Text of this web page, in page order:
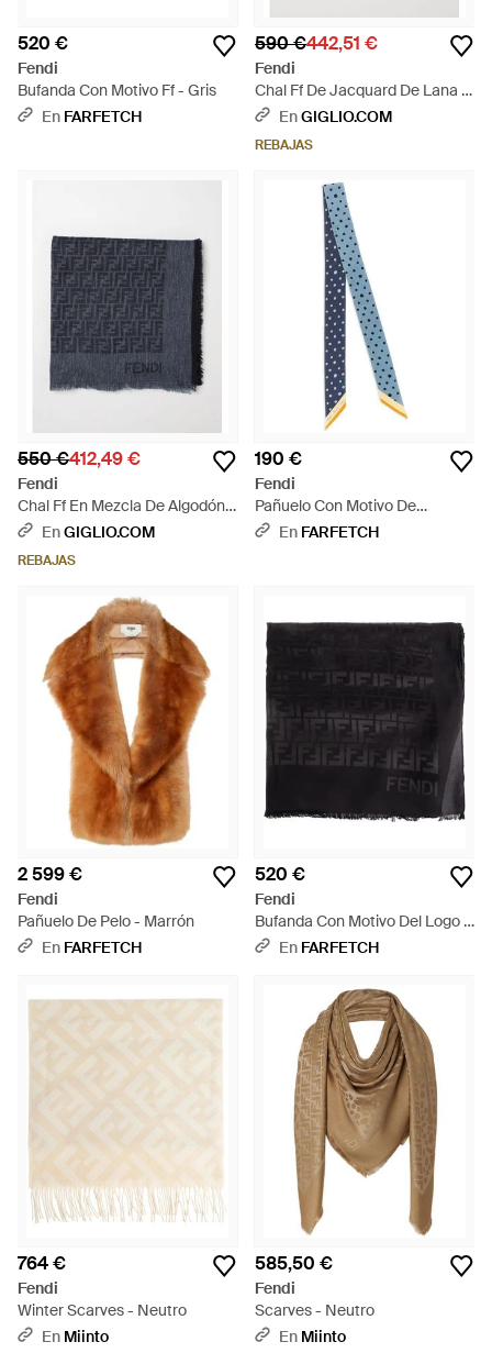
520 €
Fendi
Bufanda Con Motivo Ff - Gris
En FARFETCH
590 €442,51 €
Fendi
Chal Ff De Jacquard De Lana Y
Seda - Neutro
EnGIGLIO.COM
REBAJAS
550 €412,49 €
Fendi
Chal Ff En Mezcla De Algodón
Y Lana Jacquard - Azul
EnGIGLIO.COM
REBAJAS
190 €
Fendi
Pañuelo Con Motivo De
Lunares - Azul
En FARFETCH
2 599 €
Fendi
Pañuelo De Pelo - Marrón
En FARFETCH
520 €
Fendi
Bufanda Con Motivo Del Logo -
Negro
En FARFETCH
764 €
Fendi
Winter Scarves - Neutro
En Miinto
585,50 €
Fendi
Scarves - Neutro
En Miinto